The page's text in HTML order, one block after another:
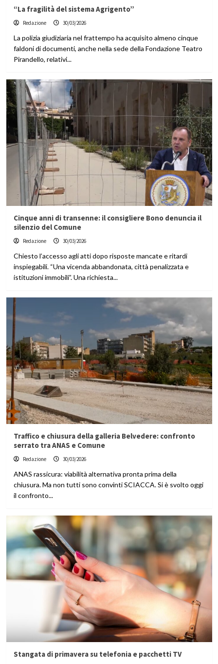
“La fragilità del sistema Agrigento”
Redazione 30/03/2026
La polizia giudiziaria nel frattempo ha acquisito almeno cinque
faldoni di documenti, anche nella sede della Fondazione Teatro
Pirandello, relativi...
Cinque anni di transenne: il consigliere Bono denuncia il
silenzio del Comune
Redazione 30/03/2026
Chiesto l’accesso agli atti dopo risposte mancate e ritardi
inspiegabili. “Una vicenda abbandonata, città penalizzata e
istituzioni immobili”. Una richiesta...
Traffico e chiusura della galleria Belvedere: confronto
serrato tra ANAS e Comune
Redazione 30/03/2026
ANAS rassicura: viabilità alternativa pronta prima della
chiusura. Ma non tutti sono convinti SCIACCA. Si è svolto oggi
il confronto...
Stangata di primavera su telefonia e pacchetti TV